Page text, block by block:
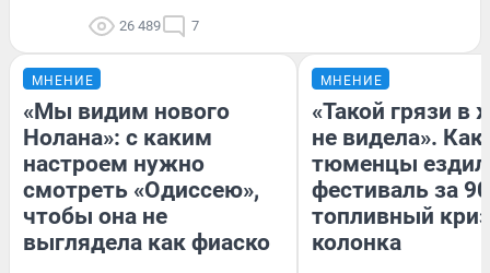
26 489 7
МНЕНИЕ
«Мы видим нового
Нолана»: с каким
настроем нужно
смотреть «Одиссею»,
чтобы она не
выглядела как фиаско
МНЕНИЕ
«Такой грязи в
не видела». Как
тюменцы
фестиваль за
топливный
колонка